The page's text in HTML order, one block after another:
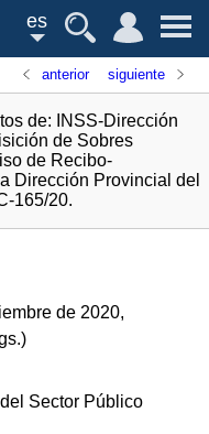
es
anterior siguiente
de: INSS-Dirección
de Sobres
de Recibo-
Dirección Provincial del
165/20.
de 2020,
)
Sector Público